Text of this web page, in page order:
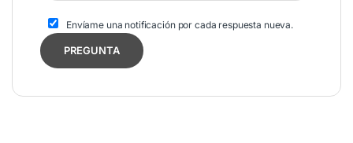
Envíame una notificación por cada respuesta nueva.